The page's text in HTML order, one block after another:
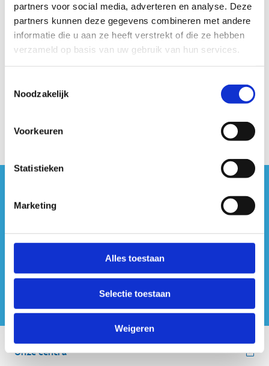
partners voor social media, adverteren en analyse. Deze
partners kunnen deze gegevens combineren met andere
informatie die u aan ze heeft verstrekt of die ze hebben
verzameld op basis van uw gebruik van hun services.
Noodzakelijk
Voorkeuren
Statistieken
Marketing
Alles toestaan
Selectie toestaan
Weigeren
Materiaal
5 badminton shuttles
Mat met afstandsmarkeringen
Instructievideo
#sportersbelevenmeer
Onze centra